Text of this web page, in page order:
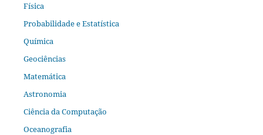
Física
Probabilidade e Estatística
Química
Geociências
Matemática
Astronomia
Ciência da Computação
Oceanografia